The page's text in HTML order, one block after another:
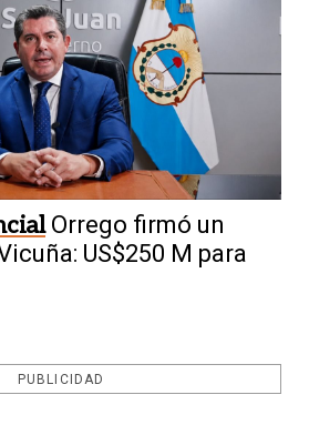
Orrego firmó un
US$250 M para
PUBLICIDAD